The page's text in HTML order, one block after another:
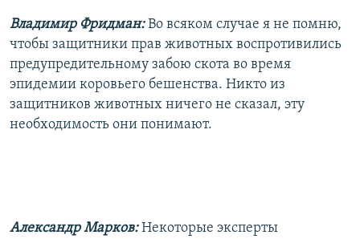
Владимир Фридман: Во всяком случае я не помню,
чтобы защитники прав животных воспротивились
предупредительному забою скота во время
эпидемии коровьего бешенства. Никто из
защитников животных ничего не сказал, эту
необходимость они понимают.
Александр Марков: Некоторые эксперты